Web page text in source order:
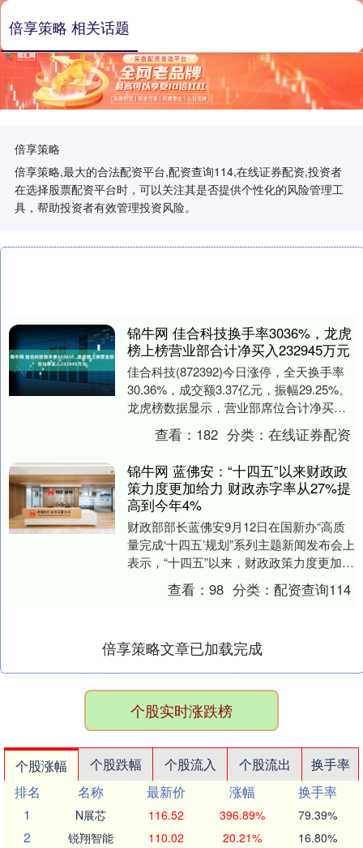
倍享策略
倍享策略,最大的合法配资平台,配资查询114,在线证券配资,投资者
在选择股票配资平台时，可以关注其是否提供个性化的风险管理工
具，帮助投资者有效管理投资风险。
倍享策略 相关话题
锦牛网 佳合科技换手率3036%，龙虎
榜上榜营业部合计净买入232945万元
佳合科技(872392)今日涨停，全天换手率
30.36%，成交额3.37亿元，振幅29.25%。
龙虎榜数据显示，营业部席位合计净买入
2329.45万元。 北交所....
查看： 182 分类：在线证券配资
锦牛网 蓝佛安：“十四五”以来财政政
策力度更加给力 财政赤字率从27%提
高到今年4%
财政部部长蓝佛安9月12日在国新办“高质
量完成‘十四五’规划”系列主题新闻发布会上
表示，“十四五”以来，财政政策力度更加给
力。赤字率从2.7%提高到3.8%，今....
查看：98 分类：配资查询114
倍享策略文章已加载完成
个股实时涨跌榜
个股涨幅 个股跌幅 个股流入 个股流出
换手率
排名
名称 最新价 涨幅
换手率
1
N展芯 116.52 396.89% 79.39%
2 锐翔智能 110.02 20.21% 16.80%